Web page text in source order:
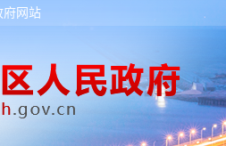
府网站